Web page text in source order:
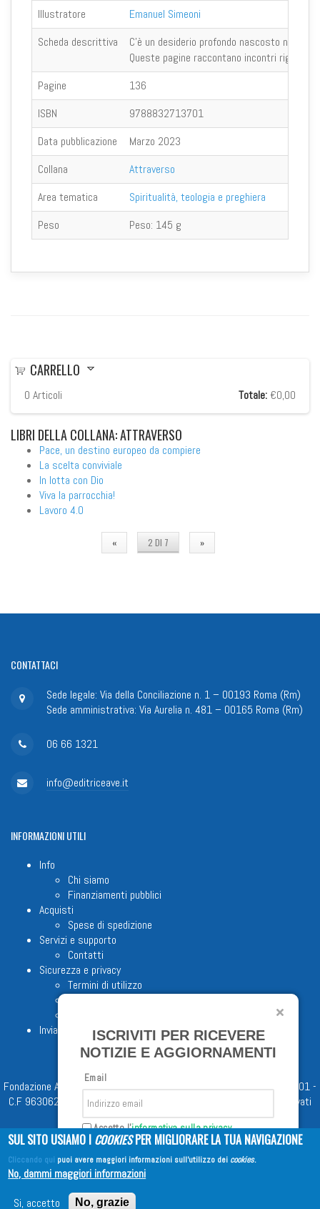
Illustratore
Emanuel Simeoni
Scheda descrittiva
C’è un desiderio profondo nascosto nel
Queste pagine raccontano incontri
Pagine
136
ISBN
9788832713701
Data pubblicazione
Marzo 2023
Collana
Attraverso
Area tematica
Spiritualità, teologia e preghiera
Peso
Peso: 145 g
CARRELLO
0 Articoli Totale: €0,00
LIBRI DELLA COLLANA: ATTRAVERSO
Pace, un destino europeo da compiere
La scelta conviviale
In lotta con Dio
Viva la parrocchia!
Lavoro 4.0
« 2 DI 7 »
CONTATTACI
Sede legale: Via della Conciliazione n. 1 – 00193 Roma (Rm)
Sede amministrativa: Via Aurelia n. 481 – 00165 Roma (Rm)
06 66 1321
info@editriceave.it
INFORMAZIONIUTILI
Info
Chi siamo
Finanziamenti pubblici
Acquisti
Spese di spedizione
Servizi e supporto
Contatti
Sicurezza e privacy
Termini di utilizzo
Invia proposta editoriale
Fondazione Apostolicam Actuositatem ETS © 2023 - P.I. 05398481001 -
C.F 96306220581 - REA 888781 del 23/02/98 - Tutti i diritti riservati
Copyright © 2026EDITRICE AVE
ISCRIVITI PER RICEVERE
NOTIZIE E AGGIORNAMENTI
Email
Accetto l'informativa sulla privacy
Iscriviti
SUL SITO USIAMO I COOKIESPER MIGLIORARE LA TUA NAVIGAZIONE
Cliccando qui puoi avere maggiori informazioni sull'utilizzo dei cookies.
No, dammi maggiori informazioni
Si, accetto
No, grazie